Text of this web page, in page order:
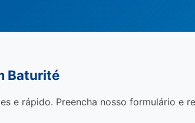
Baturité
e rápido. Preencha nosso formulário e